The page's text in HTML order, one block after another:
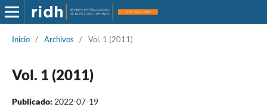
Inicio / Archivos / Vol. 1 (2011)
Vol. 1 (2011)
Publicado: 2022-07-19